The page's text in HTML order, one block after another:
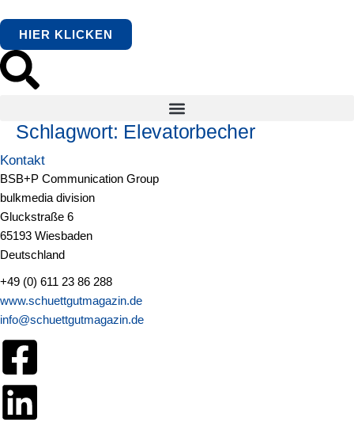
springen
HIER KLICKEN
Schlagwort: Elevatorbecher
Kontakt
BSB+P Communication Group
bulkmedia division
Gluckstraße 6
65193 Wiesbaden
Deutschland
+49 (0) 611 23 86 288
www.schuettgutmagazin.de
info@schuettgutmagazin.de